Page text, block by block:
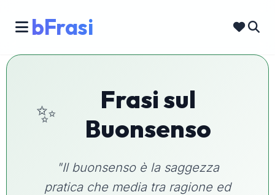
bFrasi
✨
Frasi sul
Buonsenso
"Il buonsenso è la saggezza
pratica che media tra ragione ed